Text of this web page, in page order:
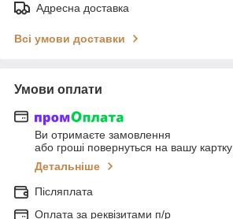
Адресна доставка
Всі умови доставки
Умови оплати
Ви отримаєте замовлення
або гроші повернуться на вашу картку
Детальніше
Післяплата
Оплата за реквізитами п/р